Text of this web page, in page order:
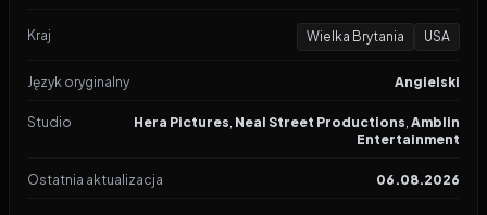
Kraj Wielka Brytania USA
Język oryginalny Angielski
Studio Hera Pictures, Neal Street Productions, Amblin
Entertainment
Ostatnia aktualizacja 06.08.2026